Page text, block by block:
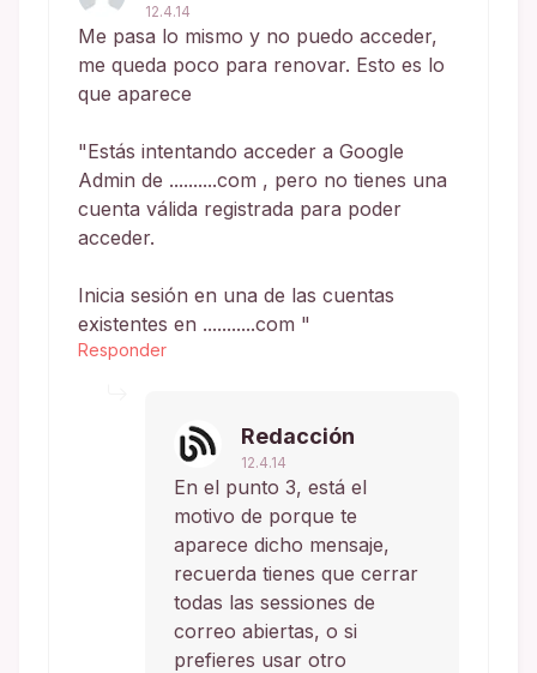
12.4.14
Me pasa lo mismo y no puedo acceder,
me queda poco para renovar. Esto es lo
que aparece
"Estás intentando acceder a Google
Admin de ..........com , pero no tienes una
cuenta válida registrada para poder
acceder.
Inicia sesión en una de las cuentas
existentes en ...........com "
Responder
Redacción
12.4.14
En el punto 3, está el
motivo de porque te
aparece dicho mensaje,
recuerda tienes que cerrar
todas las sessiones de
correo abiertas, o si
prefieres usar otro